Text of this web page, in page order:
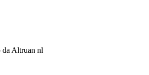
da Altruan nl